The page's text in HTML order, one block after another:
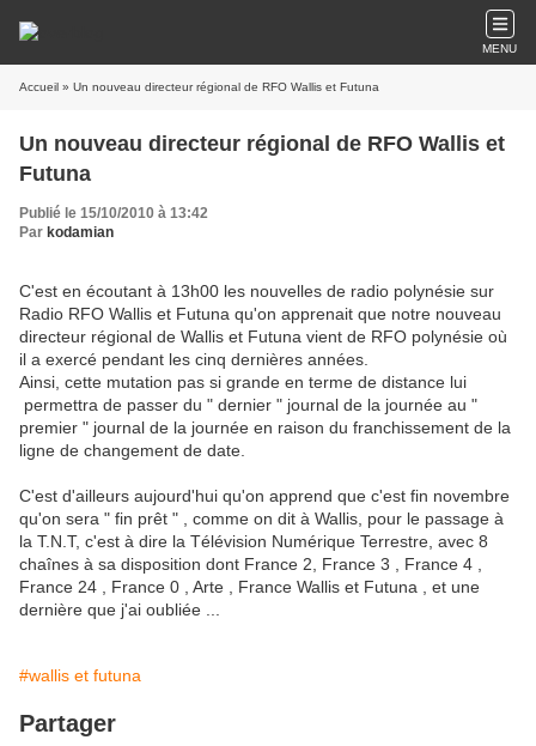
MENU
Accueil » Un nouveau directeur régional de RFO Wallis et Futuna
Un nouveau directeur régional de RFO Wallis et
Futuna
Publié le 15/10/2010 à 13:42
Par kodamian
C'est en écoutant à 13h00 les nouvelles de radio polynésie sur
Radio RFO Wallis et Futuna qu'on apprenait que notre nouveau
directeur régional de Wallis et Futuna vient de RFO polynésie où
il a exercé pendant les cinq dernières années.
Ainsi, cette mutation pas si grande en terme de distance lui
permettra de passer du " dernier " journal de la journée au "
premier " journal de la journée en raison du franchissement de la
ligne de changement de date.
C'est d'ailleurs aujourd'hui qu'on apprend que c'est fin novembre
qu'on sera " fin prêt " , comme on dit à Wallis, pour le passage à
la T.N.T, c'est à dire la Télévision Numérique Terrestre, avec 8
chaînes à sa disposition dont France 2, France 3 , France 4 ,
France 24 , France 0 , Arte , France Wallis et Futuna , et une
dernière que j'ai oubliée ...
#wallis et futuna
Partager